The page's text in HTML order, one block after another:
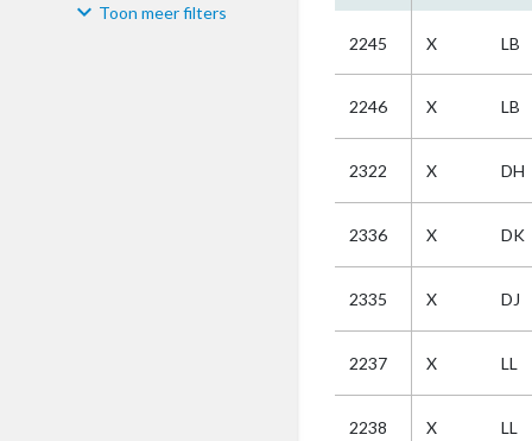
Materiaal Toon meer filters
2245 X LB
2246 X LB
2322 X DH
2336 X DK
2335 X DJ
2237 X LL
2238 X LL